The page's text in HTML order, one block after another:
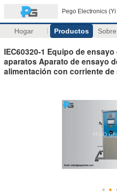
Pego Electronics
Hogar Productos
IEC60320-1 Equipo de
aparatos Aparato de ensayo
alimentación con corriente de